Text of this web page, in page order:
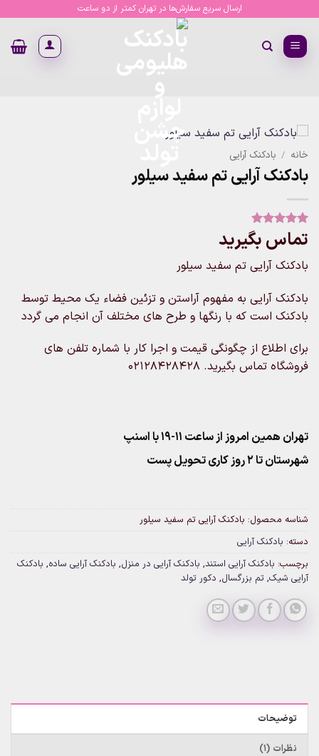
content
ارسال سریع سفارش‌ها در تهران کمتر از دو ساعت
خانه / بادکنک آرایی
بادکنک آرایی تم سفید سیلور
امتیاز
از
5 امتیاز
1
تماس بگیرید
بادکنک آرایی تم سفید سیلور
بادکنک آرایی به مفهوم آراستن و تزئین فضاء یک محیط توسط
بادکنک است که با رنگها و طرح های مختلف آن انجام می گردد
برای اطلاع از چگونگی قیمت و اجرا کار با شماره تلفن های
فروشگاه تماس بگیرید. 02128428428
تهران همین امروز از ساعت ۱۱-۱۹ با اسنپ
شهرستان تا 2 روز کاری تحویل پست
شناسه محصول: بادکنک آرایی تم سفید سیلور
دسته: بادکنک آرایی
برچسب: بادکنک آرایی استند, بادکنک آرایی در منزل, بادکنک آرایی ساده, بادکنک
آرایی شیک, تم بزرگسال, دکور تولد
توضیحات
نظرات (1)